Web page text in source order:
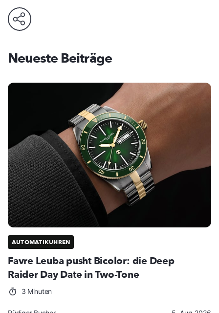
Neueste Beiträge
AUTOMATIKUHREN
Favre Leuba pusht Bicolor: die Deep
Raider Day Date in Two-Tone
3 Minuten